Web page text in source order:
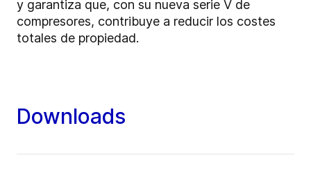
y garantiza que, con su nueva serie V de
compresores, contribuye a reducir los costes
totales de propiedad.
Downloads